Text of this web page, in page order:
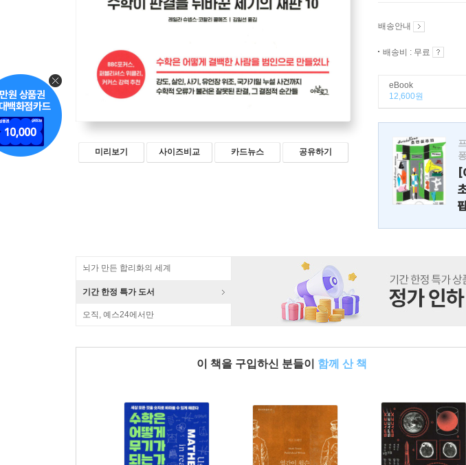
미리보기 사이즈비교 카드뉴스 공유하기
배송안내
배송비 : 무료
eBook
12,600원
[
뇌가 만든 합리화의 세계
기간 한정 특가 도서
오직, 예스24에서만
이 책을 구입하신 분들이 함께 산 책